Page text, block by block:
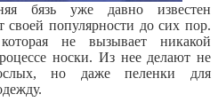
бязь уже давно известен
своей популярности до сих пор.
не вызывает никакой
носки. Из нее делают не
но даже пеленки для